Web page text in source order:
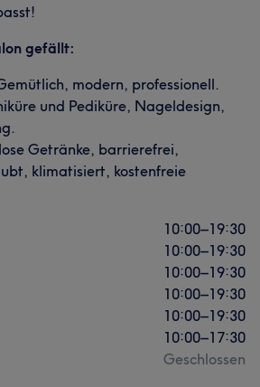
gefällt:
modern, professionell.
und Pediküre, Nageldesign,
Getränke, barrierefrei,
klimatisiert, kostenfreie
10:00–19:30
10:00–19:30
10:00–19:30
10:00–19:30
10:00–19:30
10:00–17:30
Geschlossen